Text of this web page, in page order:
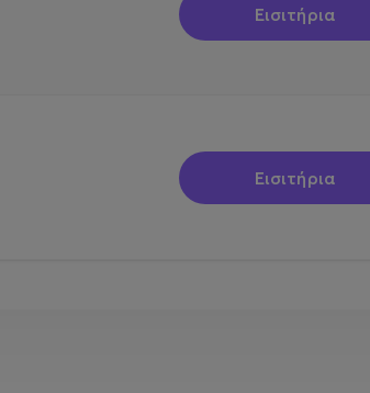
Εισιτήρια
Εισιτήρια